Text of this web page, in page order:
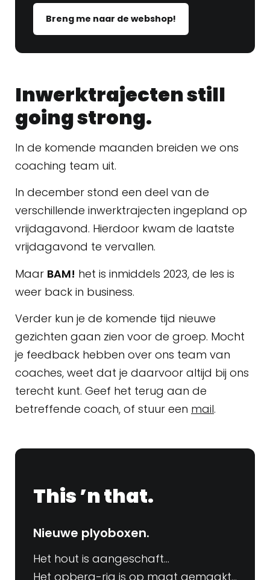
Breng me naar de webshop!
Inwerktrajecten still
going strong.
In de komende maanden breiden we ons
coaching team uit.
In december stond een deel van de
verschillende inwerktrajecten ingepland op
vrijdagavond. Hierdoor kwam de laatste
vrijdagavond te vervallen.
Maar BAM! het is inmiddels 2023, de les is
weer back in business.
Verder kun je de komende tijd nieuwe
gezichten gaan zien voor de groep. Mocht
je feedback hebben over ons team van
coaches, weet dat je daarvoor altijd bij ons
terecht kunt. Geef het terug aan de
betreffende coach, of stuur een mail.
This ’n that.
Nieuwe plyoboxen.
Het hout is aangeschaft…
Het opberg-rig is op maat gemaakt…